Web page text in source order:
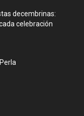
decembrinas:
celebración